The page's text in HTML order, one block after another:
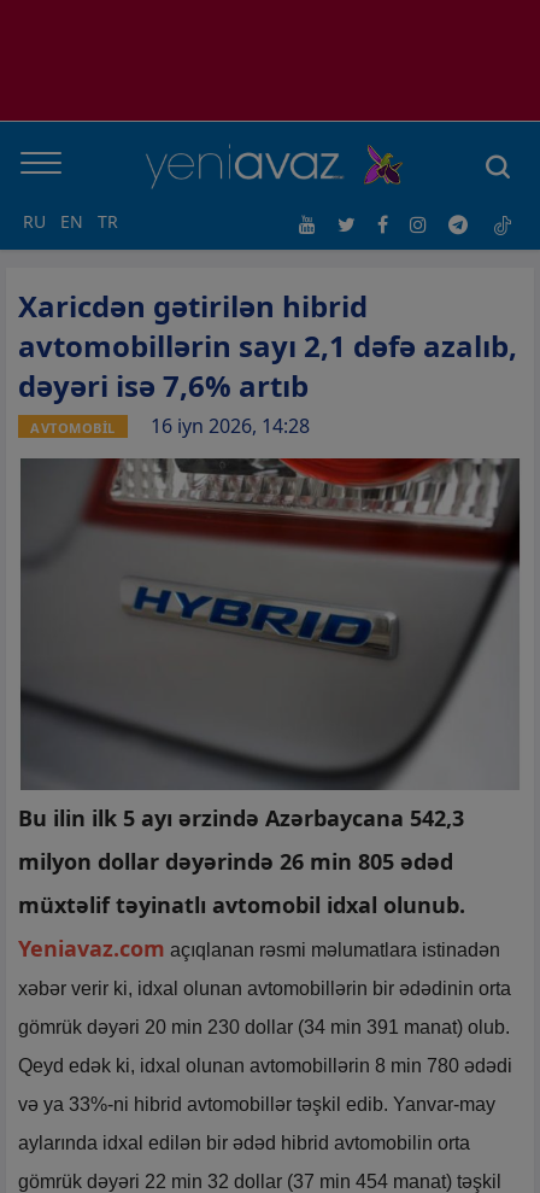
RU EN TR
Xaricdən gətirilən hibrid
avtomobillərin sayı 2,1 dəfə azalıb,
dəyəri isə 7,6% artıb
AVTOMOBİL 16 iyn 2026, 14:28
Bu ilin ilk 5 ayı ərzində Azərbaycana 542,3
milyon dollar dəyərində 26 min 805 ədəd
müxtəlif təyinatlı avtomobil idxal olunub.
Yeniavaz.com açıqlanan rəsmi məlumatlara istinadən
xəbər verir ki, idxal olunan avtomobillərin bir ədədinin orta
gömrük dəyəri 20 min 230 dollar (34 min 391 manat) olub.
Qeyd edək ki, idxal olunan avtomobillərin 8 min 780 ədədi
və ya 33%-ni hibrid avtomobillər təşkil edib. Yanvar-may
aylarında idxal edilən bir ədəd hibrid avtomobilin orta
gömrük dəyəri 22 min 32 dollar (37 min 454 manat) təşkil